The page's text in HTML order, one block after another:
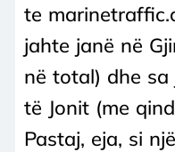
te
jahte janë në
në total) dhe
të Jonit (me
Pastaj, eja, si